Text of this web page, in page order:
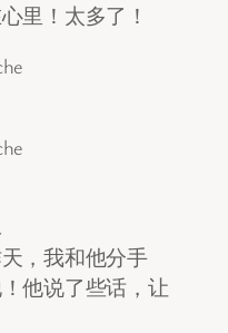
里！太多了！
，我和他分手
他说了些话，让